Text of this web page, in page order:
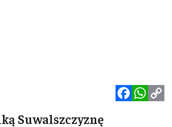
Suwalszczyznę